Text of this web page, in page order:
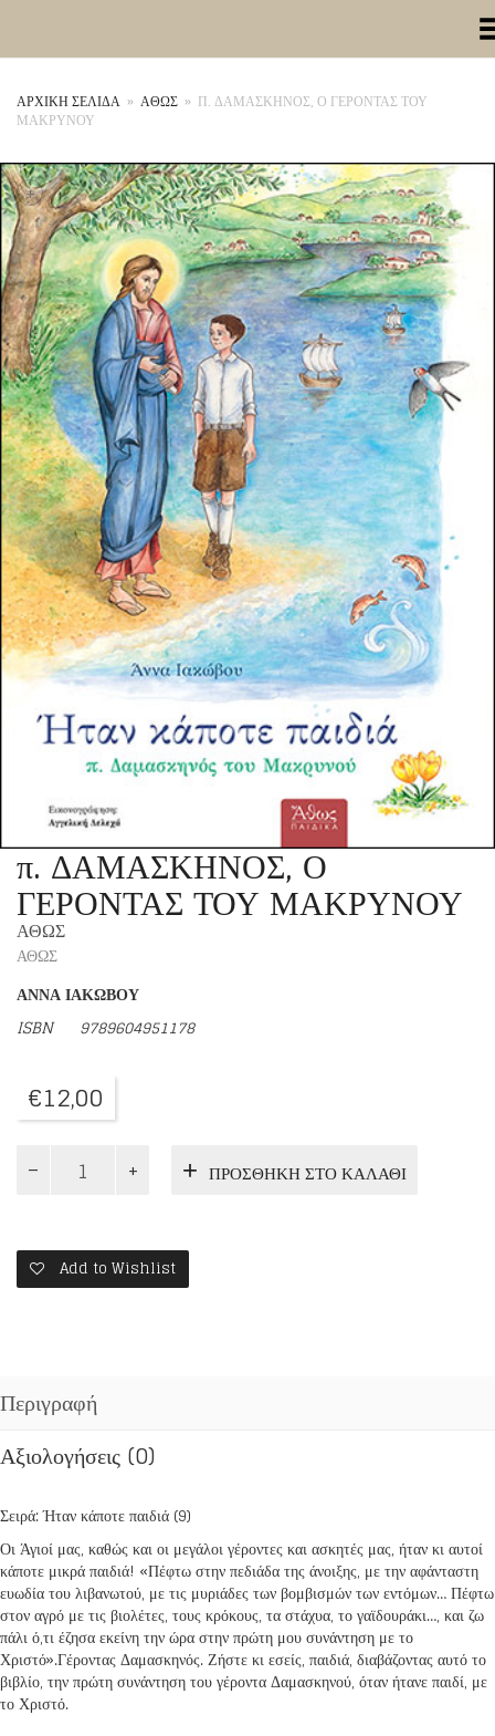
Toggle
ΑΡΧΙΚΉ ΣΕΛΊΔΑ » ΑΘΩΣ » Π. ΔΑΜΑΣΚΗΝΟΣ, Ο ΓΕΡΟΝΤΑΣ ΤΟΥ
ΜΑΚΡΥΝΟΥ
+
π. ΔΑΜΑΣΚΗΝΟΣ, Ο
ΓΕΡΟΝΤΑΣ ΤΟΥ ΜΑΚΡΥΝΟΥ
ΑΘΩΣ
ΑΘΩΣ
ΑΝΝΑ ΙΑΚΩΒΟΥ
ISBN9789604951178
€12,00
ΔΑΜΑΣΚΗΝΟΣ,
ΤΟΥ
ΜΑΚΡΥΝΟΥ
ποσότητα
ΠΡΟΣΘΉΚΗ ΣΤΟ ΚΑΛΆΘΙ
Add to Wishlist
Περιγραφή
Αξιολογήσεις (0)
Σειρά: Ήταν κάποτε παιδιά (9)
Οι Άγιοί μας, καθώς και οι μεγάλοι γέροντες και ασκητές μας, ήταν κι αυτοί
κάποτε μικρά παιδιά! «Πέφτω στην πεδιάδα της άνοιξης, με την αφάνταστη
ευωδία του λιβανωτού, με τις μυριάδες των βομβισμών των εντόμων… Πέφτω
στον αγρό με τις βιολέτες, τους κρόκους, τα στάχυα, το γαϊδουράκι…, και ζω
πάλι ό,τι έζησα εκείνη την ώρα στην πρώτη μου συνάντηση με το
Χριστό».Γέροντας Δαμασκηνός. Ζήστε κι εσείς, παιδιά, διαβάζοντας αυτό το
βιβλίο, την πρώτη συνάντηση του γέροντα Δαμασκηνού, όταν ήτανε παιδί, με
το Χριστό.